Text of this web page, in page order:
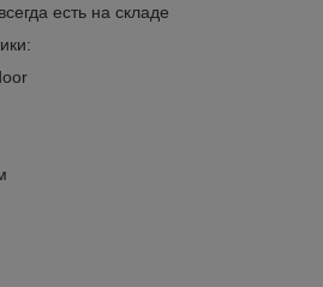
есть на складе